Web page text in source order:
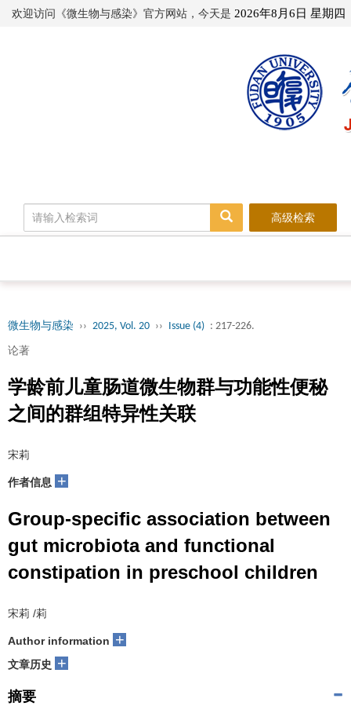
欢迎访问《微生物与感染》官方网站，今天是 2026年8月6日 星期四
高级检索
微生物与感染 ›› 2025, Vol. 20 ›› Issue (4) : 217-226.
论著
学龄前儿童肠道微生物群与功能性便秘
之间的群组特异性关联
宋莉
作者信息 +
Group-specific association between
gut microbiota and functional
constipation in preschool children
宋莉 /莉
Author information +
文章历史 +
摘要